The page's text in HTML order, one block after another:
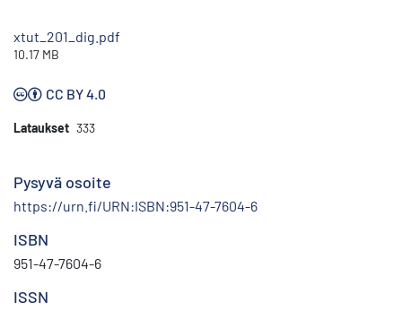
xtut_201_dig.pdf
10.17 MB
CC BY 4.0
Lataukset 333
Pysyvä osoite
https://urn.fi/URN:ISBN:951-47-7604-6
ISBN
951-47-7604-6
ISSN